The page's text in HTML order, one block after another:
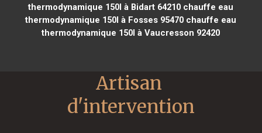
thermodynamique 150l à Bidart 64210 chauffe eau
thermodynamique 150l à Fosses 95470 chauffe eau
thermodynamique 150l à Vaucresson 92420
Artisan
d'intervention